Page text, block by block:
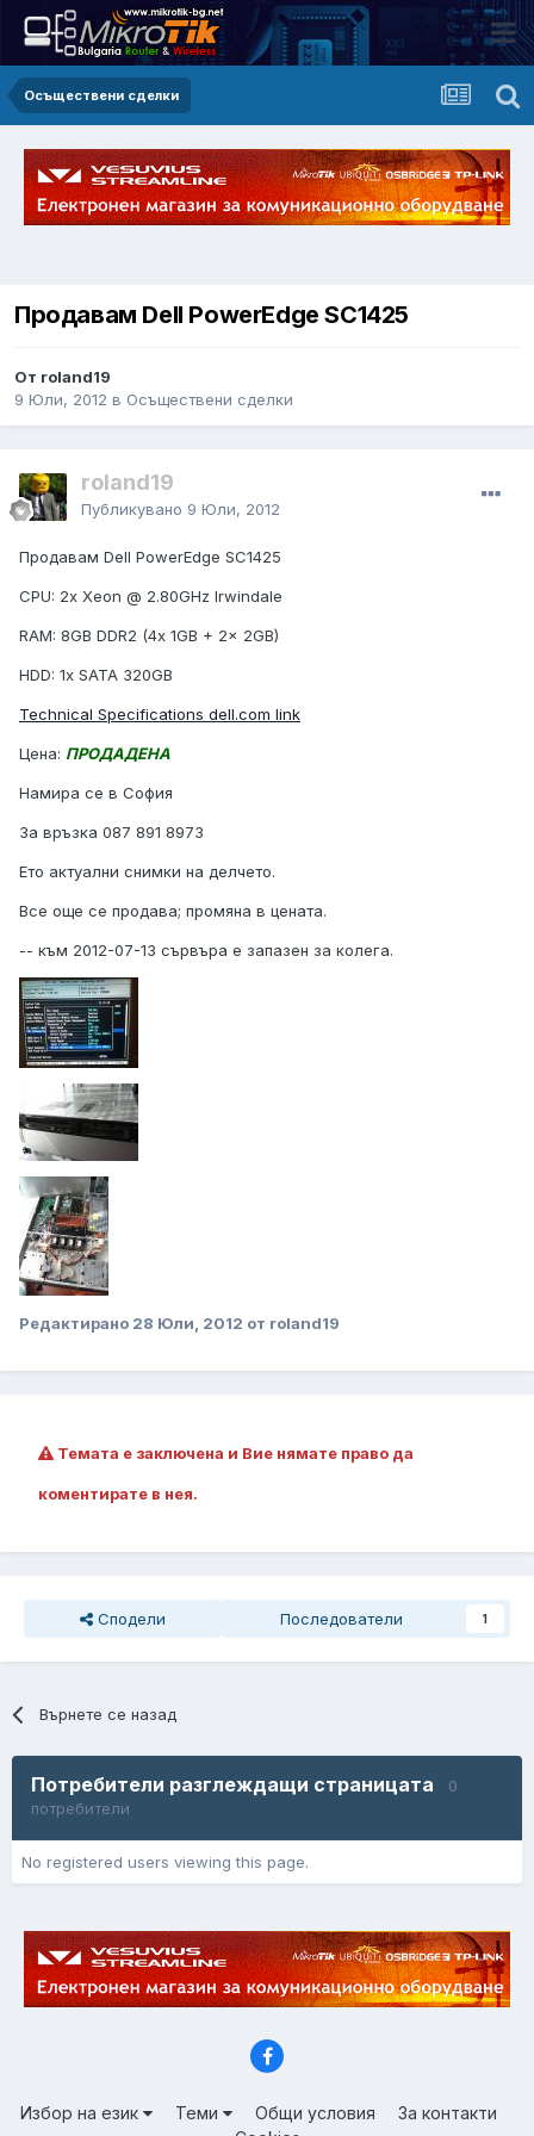
Осъществени сделки
Продавам Dell PowerEdge SC1425
От roland19
9 Юли, 2012 в Осъществени сделки
roland19
Публикувано 9 Юли, 2012
Продавам Dell PowerEdge SC1425
CPU: 2x Xeon @ 2.80GHz Irwindale
RAM: 8GB DDR2 (4х 1GB + 2x 2GB)
HDD: 1x SATA 320GB
Technical Specifications dell.com link
Цена: ПРОДАДЕНА
Намира се в София
За връзка 087 891 8973
Ето актуални снимки на делчето.
Все още се продава; промяна в цената.
-- към 2012-07-13 сървъра е запазен за колега.
Редактирано 28 Юли, 2012 от roland19
Темата е заключена и Вие нямате право да
коментирате в нея.
Сподели Последователи 1
Върнете се назад
Потребители разглеждащи страницата
0
потребители
No registered users viewing this page.
Избор на език Теми Общи условия
За контакти